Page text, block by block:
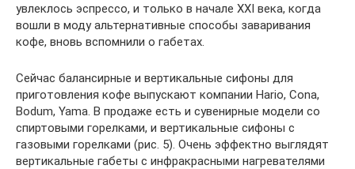
увлеклось эспрессо, и только в начале XXI века, когда
вошли в моду альтернативные способы заваривания
кофе, вновь вспомнили о габетах.
Сейчас балансирные и вертикальные сифоны для
приготовления кофе выпускают компании Hario, Cona,
Bodum, Yama. В продаже есть и сувенирные модели со
спиртовыми горелками, и вертикальные сифоны с
газовыми горелками (рис. 5). Очень эффектно выглядят
вертикальные габеты с инфракрасными нагревателями